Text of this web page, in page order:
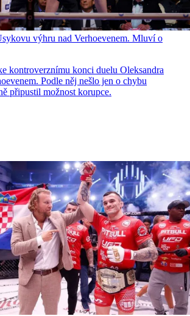
výhru nad Verhoevenem. Mluví o
kontroverznímu konci duelu Oleksandra
Podle něj nešlo jen o chybu
připustil možnost korupce.